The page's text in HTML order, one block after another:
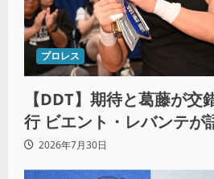
プロレス
【DDT】期待と葛藤が交
行 ビエント・レバンテが
苦悩「くすぶっている自
る」
2026年7月30日